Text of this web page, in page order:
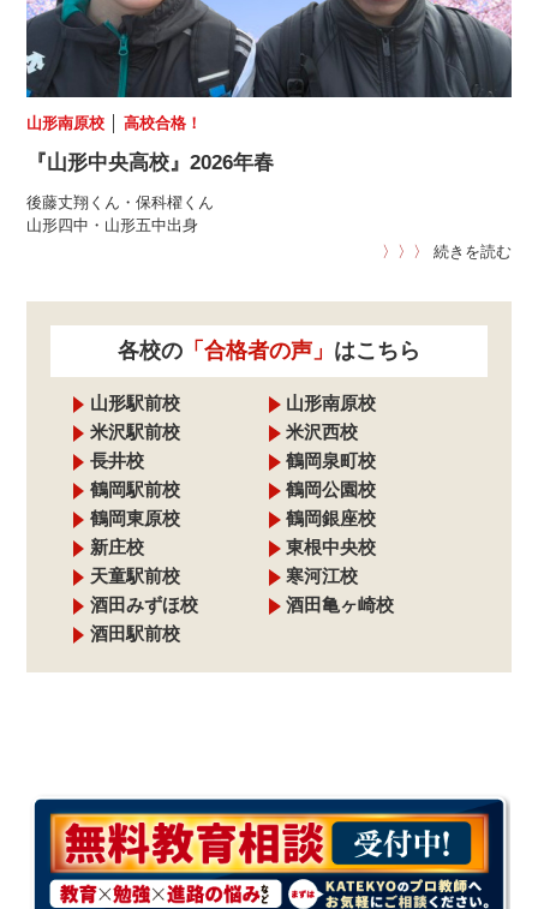
山形南原校 │高校合格！
『山形中央高校』2026年春
後藤丈翔くん・保科櫂くん
山形四中・山形五中出身
〉〉〉
続きを読む
各校の 「合格者の声」 はこちら
山形駅前校
山形南原校
米沢駅前校
米沢西校
長井校
鶴岡泉町校
鶴岡駅前校
鶴岡公園校
鶴岡東原校
鶴岡銀座校
新庄校
東根中央校
天童駅前校
寒河江校
酒田みずほ校
酒田亀ヶ崎校
酒田駅前校